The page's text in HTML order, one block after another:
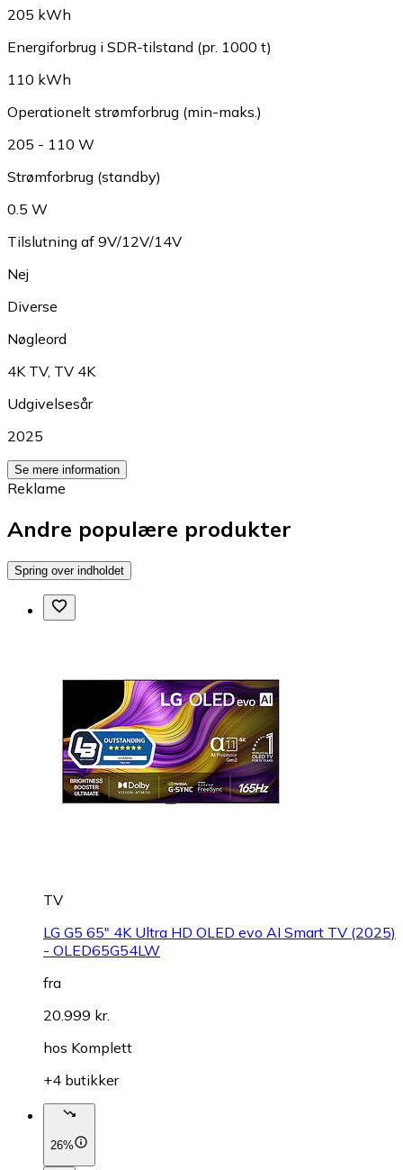
205 kWh
Energiforbrug i SDR-tilstand (pr. 1000 t)
110 kWh
Operationelt strømforbrug (min-maks.)
205 - 110 W
Strømforbrug (standby)
0.5 W
Tilslutning af 9V/12V/14V
Nej
Diverse
Nøgleord
4K TV, TV 4K
Udgivelsesår
2025
Se mere information
Reklame
Andre populære produkter
Spring over indholdet
TV
LG G5 65" 4K Ultra HD OLED evo AI Smart TV (2025)
- OLED65G54LW
fra
20.999 kr.
hos Komplett
+4 butikker
26%